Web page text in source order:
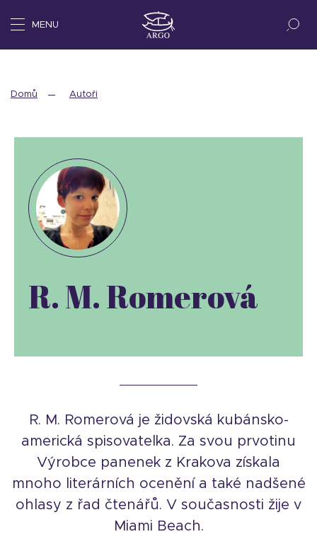
MENU
Domů Autoři
R. M. Romerová
R. M. Romerová je židovská kubánsko-
americká spisovatelka. Za svou prvotinu
Výrobce panenek z Krakova získala
mnoho literárních ocenění a také nadšené
ohlasy z řad čtenářů. V současnosti žije v
Miami Beach.